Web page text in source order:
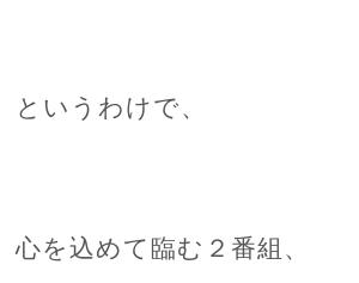
というわけで、
心を込めて臨む２番組、